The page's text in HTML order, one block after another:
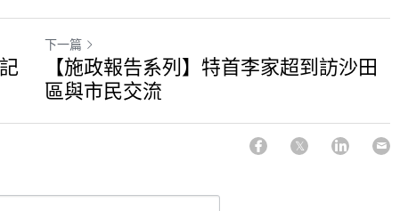
下一篇
【施政報告系列】特首李家超到訪沙田
區與市民交流